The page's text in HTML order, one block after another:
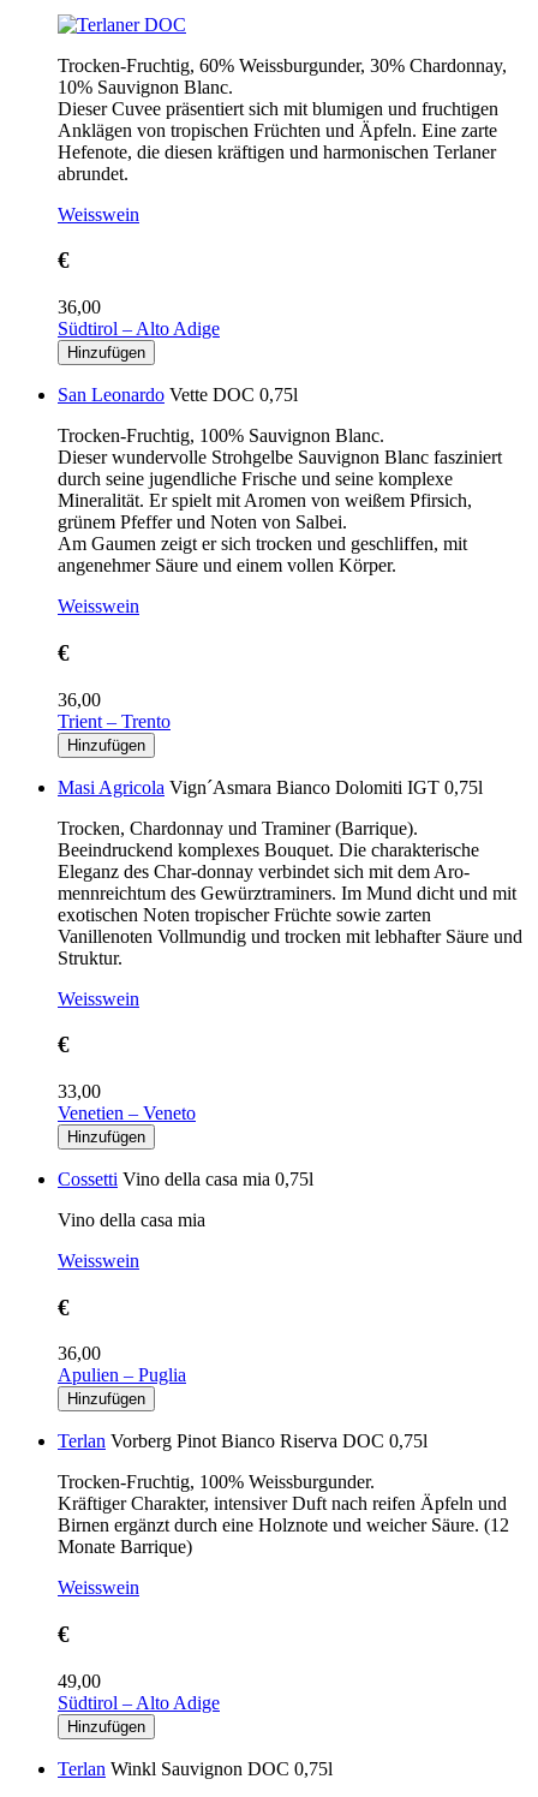
Trocken-Fruchtig, 60% Weissburgunder, 30% Chardonnay,
10% Sauvignon Blanc.
Dieser Cuvee präsentiert sich mit blumigen und fruchtigen
Anklägen von tropischen Früchten und Äpfeln. Eine zarte
Hefenote, die diesen kräftigen und harmonischen Terlaner
abrundet.
Weisswein
€
36,00
Südtirol – Alto Adige
San Leonardo Vette DOC 0,75l
Trocken-Fruchtig, 100% Sauvignon Blanc.
Dieser wundervolle Strohgelbe Sauvignon Blanc fasziniert
durch seine jugendliche Frische und seine komplexe
Mineralität. Er spielt mit Aromen von weißem Pfirsich,
grünem Pfeffer und Noten von Salbei.
Am Gaumen zeigt er sich trocken und geschliffen, mit
angenehmer Säure und einem vollen Körper.
Weisswein
€
36,00
Trient – Trento
Masi Agricola Vign´Asmara Bianco Dolomiti IGT 0,75l
Trocken, Chardonnay und Traminer (Barrique).
Beeindruckend komplexes Bouquet. Die charakterische
Eleganz des Char-donnay verbindet sich mit dem Aro-
mennreichtum des Gewürztraminers. Im Mund dicht und mit
exotischen Noten tropischer Früchte sowie zarten
Vanillenoten Vollmundig und trocken mit lebhafter Säure und
Struktur.
Weisswein
€
33,00
Venetien – Veneto
Cossetti Vino della casa mia 0,75l
Vino della casa mia
Weisswein
€
36,00
Apulien – Puglia
Terlan Vorberg Pinot Bianco Riserva DOC 0,75l
Trocken-Fruchtig, 100% Weissburgunder.
Kräftiger Charakter, intensiver Duft nach reifen Äpfeln und
Birnen ergänzt durch eine Holznote und weicher Säure. (12
Monate Barrique)
Weisswein
€
49,00
Südtirol – Alto Adige
Terlan Winkl Sauvignon DOC 0,75l